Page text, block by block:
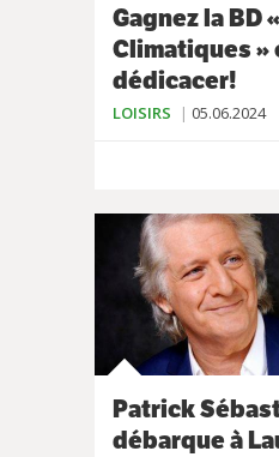
Gagnez la BD
Climatiques »
dédicacer!
LOISIRS 05.06.2024
Patrick
débarque à